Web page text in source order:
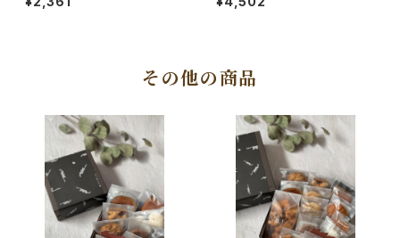
その他の商品